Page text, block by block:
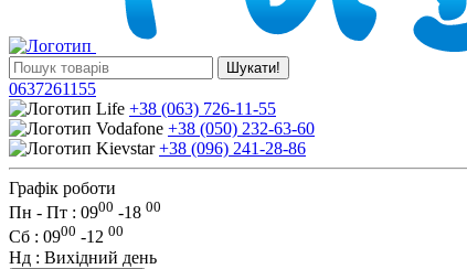
Шукати!
0637261155
+38 (063) 726-11-55
+38 (050) 232-63-60
+38 (096) 241-28-86
Графік роботи
Пн - Пт : 0900 -18 00
Сб : 0900 -12 00
Нд : Вихідний день